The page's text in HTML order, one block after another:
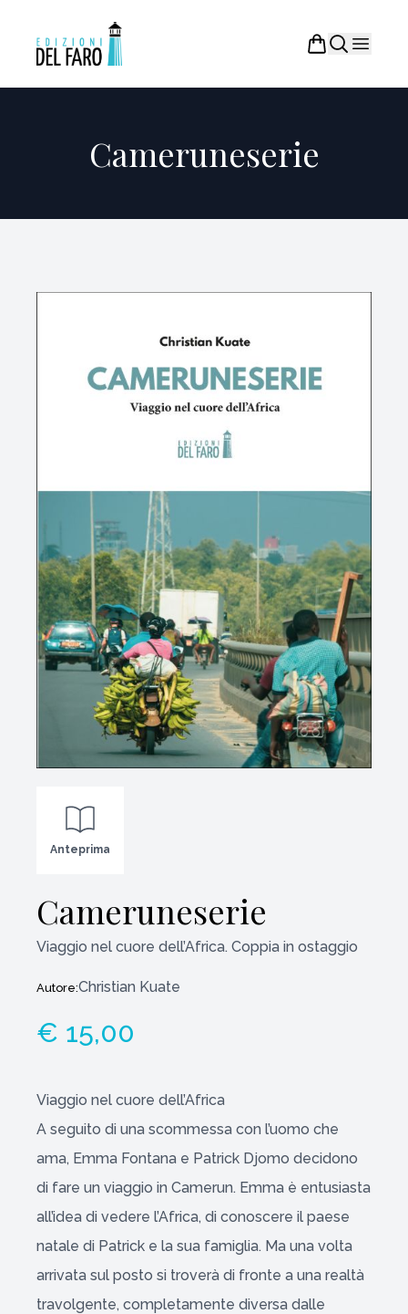
Cameruneserie
Anteprima
Cameruneserie
Viaggio nel cuore dell’Africa. Coppia in ostaggio
Autore:Christian Kuate
€ 15,00
Viaggio nel cuore dell’Africa
A seguito di una scommessa con l’uomo che
ama, Emma Fontana e Patrick Djomo decidono
di fare un viaggio in Camerun. Emma è entusiasta
all’idea di vedere l’Africa, di conoscere il paese
natale di Patrick e la sua famiglia. Ma una volta
arrivata sul posto si troverà di fronte a una realtà
travolgente, completamente diversa dalle